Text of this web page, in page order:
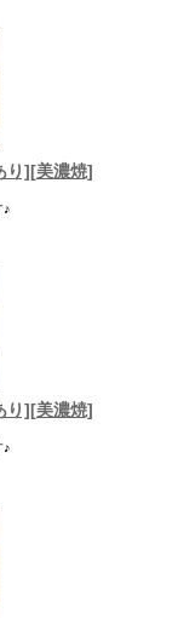
り][美濃焼]
♪
り][美濃焼]
♪